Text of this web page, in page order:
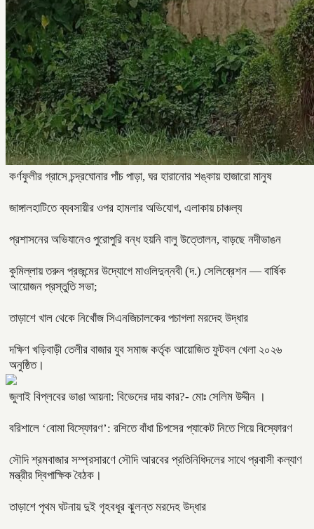
কর্ণফুলীর গ্রাসে চন্দ্রঘোনার পাঁচ পাড়া, ঘর হারানোর শঙ্কায় হাজারো মানুষ
জাঙ্গালহাটিতে ব্যবসায়ীর ওপর হামলার অভিযোগ, এলাকায় চাঞ্চল্য
প্রশাসনের অভিযানেও পুরোপুরি বন্ধ হয়নি বালু উত্তোলন, বাড়ছে নদীভাঙন
কুমিল্লায় তরুন প্রজন্মের উদ্যোগে মাওলিদুন্নবী (দ.) সেলিব্রেশন — বার্ষিক
আয়োজন প্রস্তুতি সভা;
তাড়াশে খাল থেকে নিখোঁজ সিএনজিচালকের পচাগলা মরদেহ উদ্ধার
দক্ষিণ খড়িবাড়ী তেলীর বাজার যুব সমাজ কর্তৃক আয়োজিত ফুটবল খেলা ২০২৬
অনুষ্ঠিত।
জুলাই বিপ্লবের ভাঙা আয়না: বিভেদের দায় কার?- মোঃ সেলিম উদ্দীন ।
বরিশালে ‘বোমা বিস্ফোরণ’: রশিতে বাঁধা চিপসের প্যাকেট নিতে গিয়ে বিস্ফোরণ
সৌদি শ্রমবাজার সম্প্রসারণে সৌদি আরবের প্রতিনিধিদলের সাথে প্রবাসী কল্যাণ
মন্ত্রীর দ্বিপাক্ষিক বৈঠক।
তাড়াশে পৃথম ঘটনায় দুই গৃহবধূর ঝুলন্ত মরদেহ উদ্ধার